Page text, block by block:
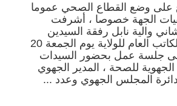
على وضع القطاع الصحي عموما
الجهة خصوصا ، أشرفت
والية نابل رفقة السيدين
المعتمد الأول والكاتب العام للولاية يوم الجمعة 20
2024 على جلسة عمل بحضور السيدات
الجهوية للصحة ، المدير الجهوي
المجلس الجهوي وعدد ...